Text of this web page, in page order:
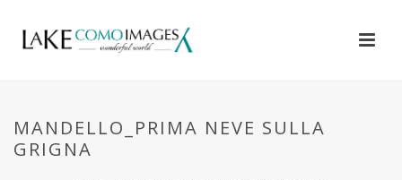
MANDELLO_PRIMA NEVE SULLA
GRIGNA